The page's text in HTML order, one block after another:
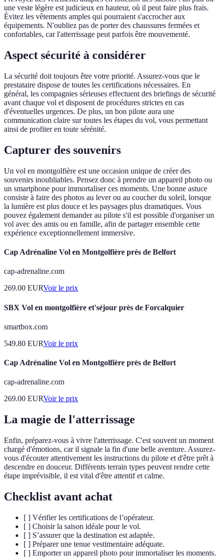
une veste légère est judicieux en hauteur, où il peut faire plus frais.
Évitez les vêtements amples qui pourraient s'accrocher aux
équipements. N'oubliez pas de porter des chaussures fermées et
confortables, car l'atterrissage peut parfois être mouvementé.
Aspect sécurité à considérer
La sécurité doit toujours être votre priorité. Assurez-vous que le
prestataire dispose de toutes les certifications nécessaires. En
général, les compagnies sérieuses effectuent des briefings de sécurité
avant chaque vol et disposent de procédures strictes en cas
d'éventuelles urgences. De plus, un bon pilote aura une
communication claire sur toutes les étapes du vol, vous permettant
ainsi de profiter en toute sérénité.
Capturer des souvenirs
Un vol en montgolfière est une occasion unique de créer des
souvenirs inoubliables. Pensez donc à prendre un appareil photo ou
un smartphone pour immortaliser ces moments. Une bonne astuce
consiste à faire des photos au lever ou au coucher du soleil, lorsque
la lumière est plus douce et les paysages plus dramatiques. Vous
pouvez également demander au pilote s'il est possible d'organiser un
vol avec des amis ou en famille, afin de partager ensemble cette
expérience exceptionnellement immersive.
Cap Adrénaline Vol en Montgolfière près de Belfort
cap-adrenaline.com
269.00 EURVoir le prix
SBX Vol en montgolfière et'séjour près de Forcalquier
smartbox.com
549.80 EURVoir le prix
Cap Adrénaline Vol en Montgolfière près de Belfort
cap-adrenaline.com
269.00 EURVoir le prix
La magie de l'atterrissage
Enfin, préparez-vous à vivre l'atterrissage. C'est souvent un moment
chargé d'émotions, car il signale la fin d'une belle aventure. Assurez-
vous d'écouter attentivement les instructions du pilote et d'être prêt à
descendre en douceur. Différents terrain types peuvent rendre cette
étape imprévisible, il est vital d'être attentif et calme.
Checklist avant achat
[ ] Vérifier les certifications de l’opérateur.
[ ] Choisir la saison idéale pour le vol.
[ ] S’assurer que la destination est adaptée.
[ ] Préparer une tenue vestimentaire adéquate.
[ ] Emporter un appareil photo pour immortaliser les moments.